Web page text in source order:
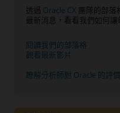
透過 Oracle CX 團隊的部落
最新消息，看看我們如何讓
閱讀我們的部落格
觀看最新影片
瞭解分析師對 Oracle 的評價